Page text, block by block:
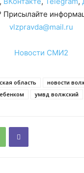
Присылайте
vlzpravda@mail.ru
Новости СМИ2
область
новости
умвд волжский